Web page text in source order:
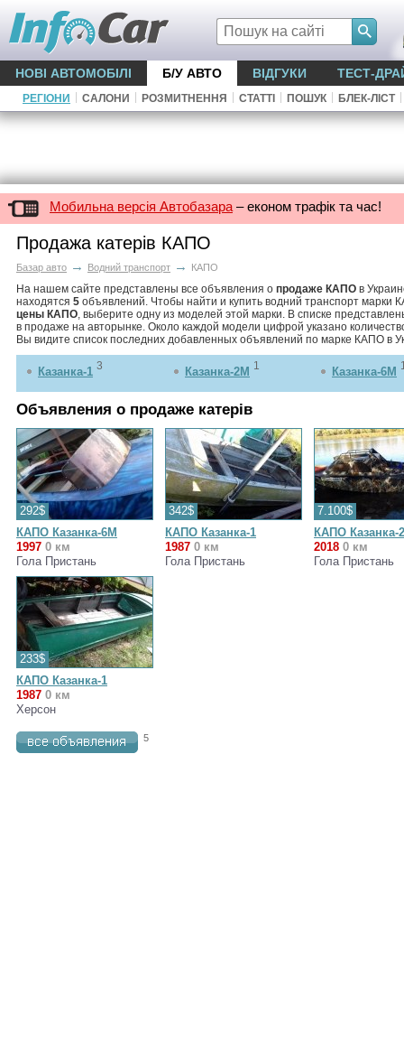
НОВІ АВТОМОБІЛІ Б/У АВТО ВІДГУКИ ТЕСТ-
РЕГІОНИ САЛОНИ РОЗМИТНЕННЯ СТАТТІ ПОШУК БЛЕК-ЛІСТ
Мобильна версія Автобазара – економ трафік та час!
Продажа катерів КАПО
Базар авто → Водний транспорт → КАПО
На нашем сайте представлены все объявления о продаже КАПО в
находятся 5 объявлений. Чтобы найти и купить водний транспорт марки
цены КАПО, выберите одну из моделей этой марки. В списке
в продаже на авторынке. Около каждой модели цифрой указано
Вы видите список последних добавленных объявлений по марке КАПО в
Казанка-1 3 Казанка-2М 1 Казанка-6М
Объявления о продаже катерів
292$
КАПО Казанка-6М
1997 0 км
Гола Пристань
342$
КАПО Казанка-1
1987 0 км
Гола Пристань
7.100$
КАПО Казанка-
2018 0 км
Гола Пристань
233$
КАПО Казанка-1
1987 0 км
Херсон
5